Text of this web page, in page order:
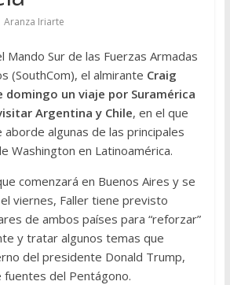
Aranza Iriarte
Mando Sur de las Fuerzas Armadas
(SouthCom), el almirante Craig
domingo un viaje por Suramérica
Argentina y Chile, en el que
algunas de las principales
Washington en Latinoamérica.
comenzará en Buenos Aires y se
viernes, Faller tiene previsto
de ambos países para “reforzar”
y tratar algunos temas que
del presidente Donald Trump,
fuentes del Pentágono.